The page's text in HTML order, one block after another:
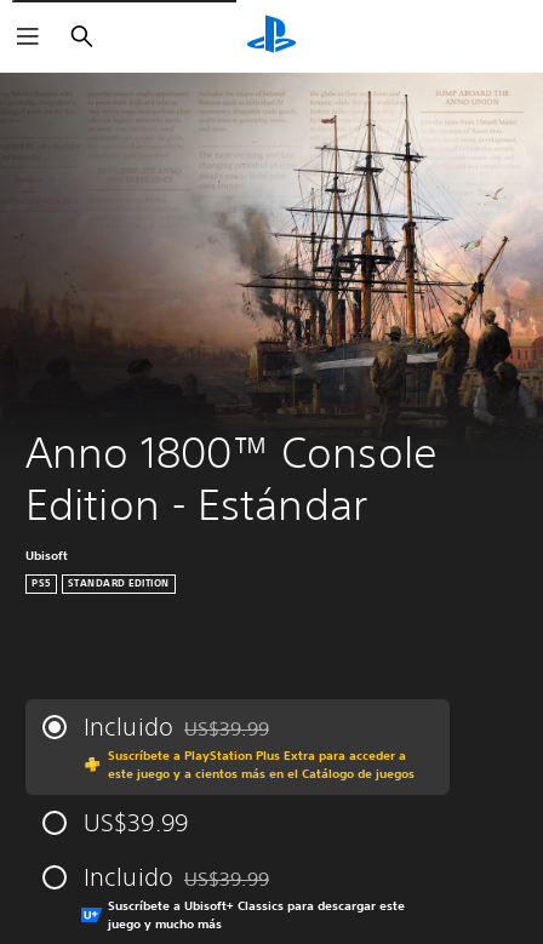
Buscar
Anno 1800™ Console
Edition - Estándar
Ubisoft
PS5 STANDARD EDITION
Incluido Rebajado del precio original de US$39.99
US$39.99
Suscríbete a PlayStation Plus Extra para acceder a
este juego y a cientos más en el Catálogo de juegos
US$39.99
Incluido Rebajado del precio original de US$39.99
US$39.99
Suscríbete a Ubisoft+ Classics para descargar este
juego y mucho más